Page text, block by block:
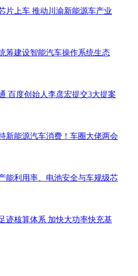
片上车 推动川渝新能源车产业
筹建设智能汽车操作系统生态
百度创始人李彦宏提交3大提案
新能源汽车消费！车圈大佬两会
能利用率、电池安全与车规级芯
迹核算体系 加快大功率快充基